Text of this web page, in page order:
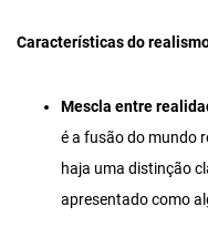
Características do
Mescla entre
é a fusão do mundo
haja uma distinção
apresentado como